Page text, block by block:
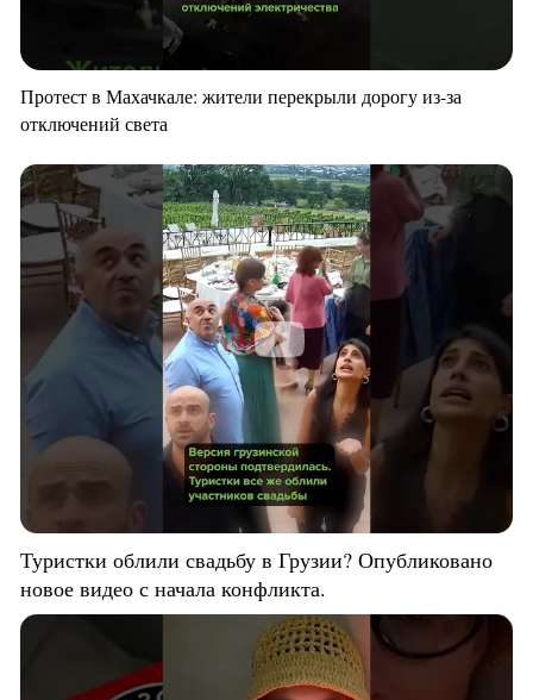
Протест в Махачкале: жители перекрыли дорогу из-за
отключений света
Туристки облили свадьбу в Грузии? Опубликовано
новое видео с начала конфликта.